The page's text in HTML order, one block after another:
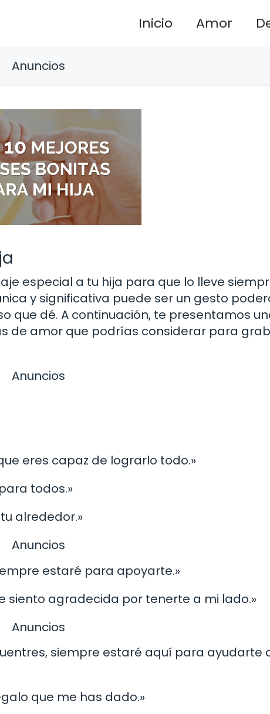
Inicio Amor
Anuncios
especial a tu hija para que lo lleve
y significativa puede ser un gesto
que dé. A continuación, te presentamos
de amor que podrías considerar para
Anuncios
eres capaz de lograrlo todo.»
todos.»
alrededor.»
Anuncios
estaré para apoyarte.»
siento agradecida por tenerte a mi lado.»
Anuncios
siempre estaré aquí para ayudarte
que me has dado.»